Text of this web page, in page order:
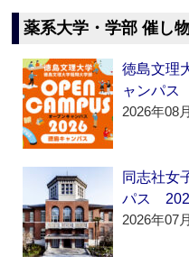
薬系大学・学部 催し
徳島文理
ャンパス
2026年08
同志社女
パス
2026年07